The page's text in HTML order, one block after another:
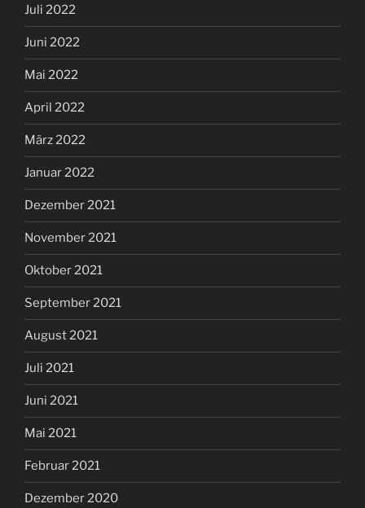
Juli 2022
Juni 2022
Mai 2022
April 2022
März 2022
Januar 2022
Dezember 2021
November 2021
Oktober 2021
September 2021
August 2021
Juli 2021
Juni 2021
Mai 2021
Februar 2021
Dezember 2020